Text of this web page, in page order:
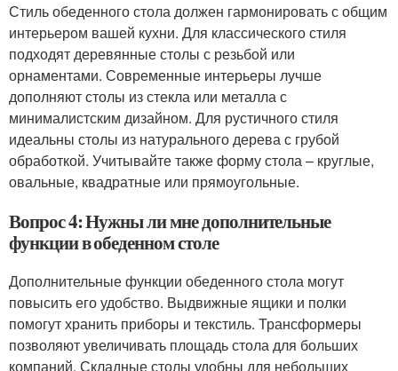
Стиль обеденного стола должен гармонировать с общим
интерьером вашей кухни. Для классического стиля
подходят деревянные столы с резьбой или
орнаментами. Современные интерьеры лучше
дополняют столы из стекла или металла с
минималистским дизайном. Для рустичного стиля
идеальны столы из натурального дерева с грубой
обработкой. Учитывайте также форму стола – круглые,
овальные, квадратные или прямоугольные.
Вопрос 4: Нужны ли мне дополнительные
функции в обеденном столе
Дополнительные функции обеденного стола могут
повысить его удобство. Выдвижные ящики и полки
помогут хранить приборы и текстиль. Трансформеры
позволяют увеличивать площадь стола для больших
компаний. Складные столы удобны для небольших